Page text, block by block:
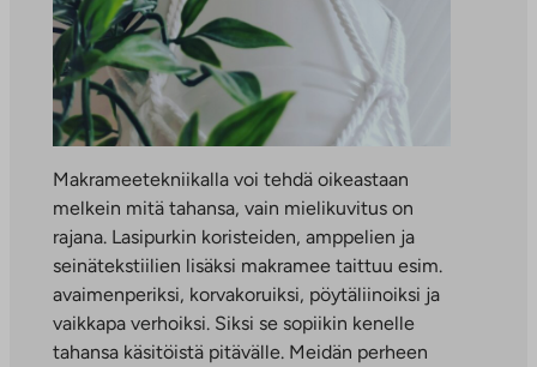
Makrameetekniikalla voi tehdä oikeastaan
melkein mitä tahansa, vain mielikuvitus on
rajana. Lasipurkin koristeiden, amppelien ja
seinätekstiilien lisäksi makramee taittuu esim.
avaimenperiksi, korvakoruiksi, pöytäliinoiksi ja
vaikkapa verhoiksi. Siksi se sopiikin kenelle
tahansa käsitöistä pitävälle. Meidän perheen